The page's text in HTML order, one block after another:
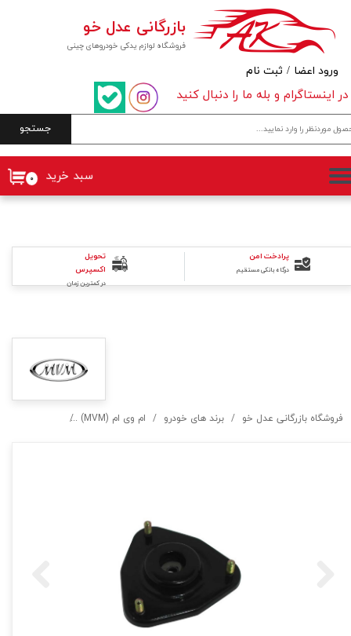
فروشگاه لوازم یدکی خودروهای چینی
بازرگانی عدل خو
جستجو
۰ سبد خرید
در اینستاگرام و بله ما را دنبال کنید
ورود اعضا / ثبت نام
حساب کاربری من
تغییر گذر واژه
سفارشات
خروج از حساب کاربری
فروشگاه بازرگانی عدل خو برند های خودرو ام وی ام (MVM)
تحویل
اکسپرس
در کمترین زمان
پرادخت امن
درگاه بانکی مستقیم